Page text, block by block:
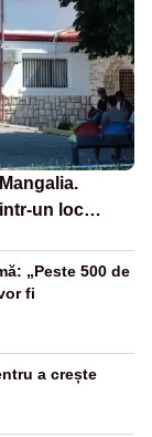
un loc
„Peste 500 de
fi
a crește